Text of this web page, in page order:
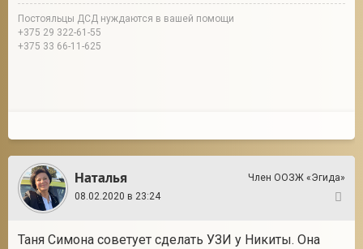
Постояльцы ДСД нуждаются в вашей помощи
+375 29 322-61-55
+375 33 66-11-625
Наталья
Член ООЗЖ «Эгида»
08.02.2020 в 23:24
Таня Симона советует сделать УЗИ у Никиты. Она